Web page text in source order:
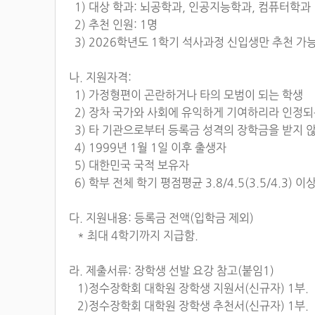
1) 대상 학과: 뇌공학과, 인공지능학과, 컴퓨터학과
2) 추천 인원: 1명
3) 2026학년도 1학기 석사과정 신입생만 추천 가
나. 지원자격:
1) 가정형편이 곤란하거나 타의 모범이 되는 학생
2) 장차 국가와 사회에 유익하게 기여하리라 인정되
3) 타 기관으로부터 등록금 성격의 장학금을 받지
4) 1999년 1월 1일 이후 출생자
5) 대한민국 국적 보유자
6) 학부 전체 학기 평점평균 3.8/4.5(3.5/4.3) 이
다. 지원내용: 등록금 전액(입학금 제외)
* 최대 4학기까지 지급함.
라. 제출서류: 장학생 선발 요강 참고(붙임1)
1)정수장학회 대학원 장학생 지원서(신규자) 1부.
2)정수장학회 대학원 장학생 추천서(신규자) 1부.